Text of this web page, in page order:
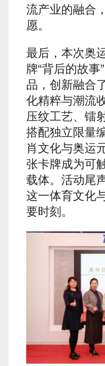
流产业的融合
愿。
最后，本次奥
牌“背后的故
品，创新融合
化精粹与潮流
压纹工艺、镭
搭配独立限量
肖文化与奥运
张卡牌成为可
载体。活动尾
这一体育文化
要时刻。